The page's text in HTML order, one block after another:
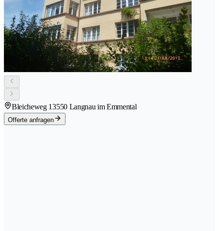
Bleicheweg 13550 Langnau im Emmental
Offerte anfragen